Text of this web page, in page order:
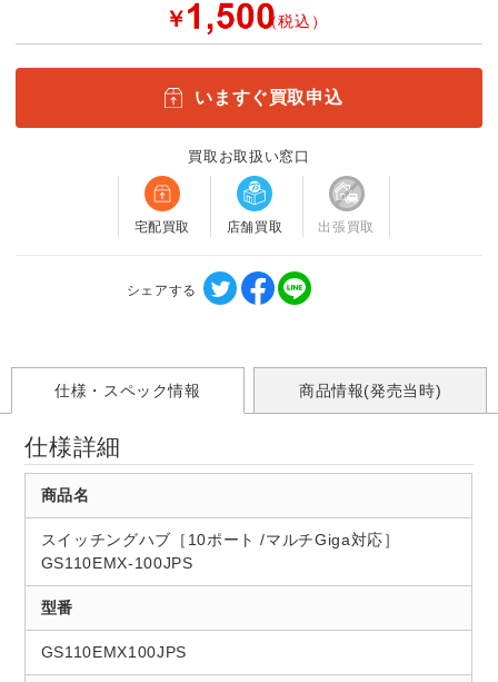
￥ （税込）
いますぐ買取申込
買取お取扱い窓口
宅配買取 店舗買取 出張買取
シェアする
仕様・スペック情報 商品情報(発売当時)
仕様詳細
商品名
スイッチングハブ［10ポート /マルチGiga対応］
GS110EMX-100JPS
型番
GS110EMX100JPS